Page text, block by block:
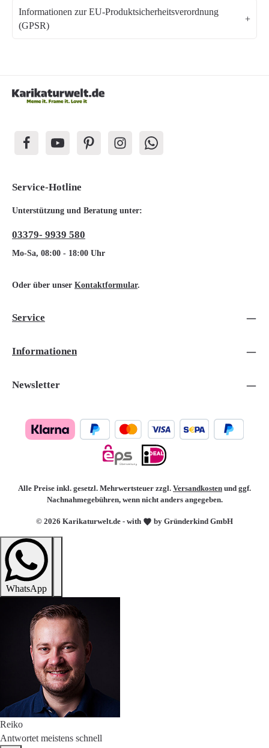
Informationen zur EU-Produktsicherheitsverordnung
(GPSR)
Service-Hotline
Unterstützung und Beratung unter:
03379- 9939 580
Mo-Sa, 08:00 - 18:00 Uhr
Oder über unser Kontaktformular.
Service
Informationen
Newsletter
© 2026 Karikaturwelt.de - with by Gründerkind GmbH
Alle Preise inkl. gesetzl. Mehrwertsteuer zzgl. Versandkosten und ggf.
Nachnahmegebühren, wenn nicht anders angegeben.
WhatsApp
Reiko
Antwortet meistens schnell